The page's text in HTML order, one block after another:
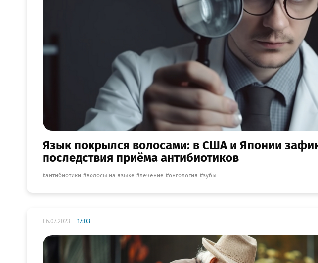
Язык покрылся волосами: в США и Японии
последствия приёма антибиотиков
антибиотики волосы на языке лечение онгология зубы
06.07.2023 17:03